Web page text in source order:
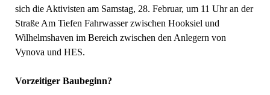
sich die Aktivisten am Samstag, 28. Februar, um 11 Uhr an der
Straße Am Tiefen Fahrwasser zwischen Hooksiel und
Wilhelmshaven im Bereich zwischen den Anlegern von
Vynova und HES.
Vorzeitiger Baubeginn?